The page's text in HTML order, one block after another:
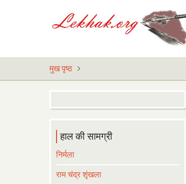
मुख पृष्ठ
हाल की सामग्री
निर्मला
राम चंद्र शृंखला